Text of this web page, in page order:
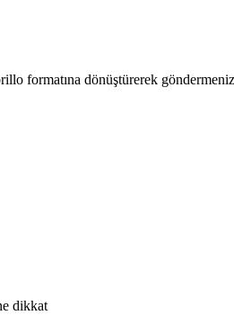
formatına dönüştürerek
dikkat